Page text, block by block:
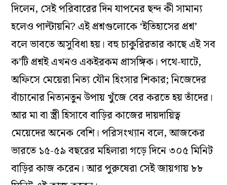
দিলেন, সেই পরিবারের দিন যাপনের ছন্দ কী সামান্য
হলেও পাল্টায়নি? এই প্রশ্নগুলোকে ‘ইতিহাসের প্রশ্ন’
বলে ভাবতে অসুবিধা হয়। বহু চাকুরিরতার কাছে এই সব
ক’টি প্রশ্নই এখনও একইরকম প্রাসঙ্গিক। পথে-ঘাটে,
অফিসে মেয়েরা নিত্য যৌন হিংসার শিকার; নিজেদের
বাঁচানোর নিত্যনতুন উপায় খুঁজে বের করতে হয় তাঁদের।
আর মা বা স্ত্রী হিসাবে বাড়ির কাজের দায়দায়িত্ব
মেয়েদের অনেক বেশি। পরিসংখ্যান বলে, আজকের
ভারতে ১৫-৫৯ বছরের মহিলারা গড়ে দিনে ৩০৫ মিনিট
বাড়ির কাজ করেন। আর পুরুষেরা সেই জায়গায় ৮৮